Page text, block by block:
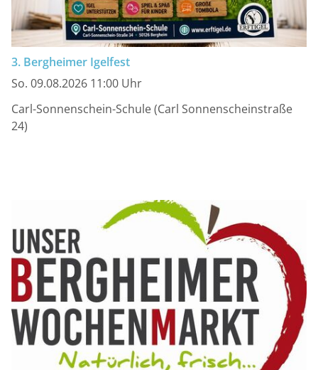
3. Bergheimer Igelfest
So. 09.08.2026 11:00 Uhr
Carl-Sonnenschein-Schule (Carl Sonnenscheinstraße
24)